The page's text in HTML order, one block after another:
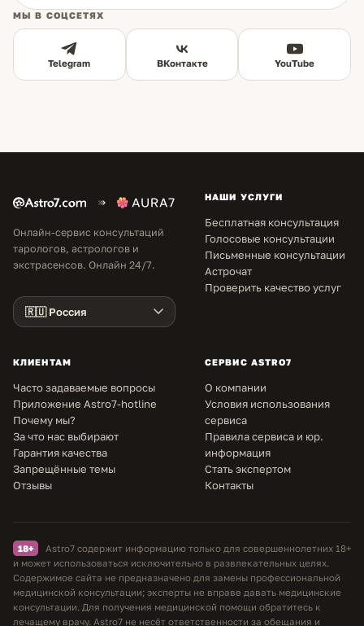
МЫ В СОЦСЕТЯХ
Telegram ВКонтакте YouTube
Онлайн-сервис консультаций
тарологов, астрологов и
экстрасенсов. Онлайн 24/7.
НАШИ УСЛУГИ
Бесплатная консультация
Голосовые консультации
Письменные консультации
Астрочат
Проверить качество услуг
КЛИЕНТАМ
Часто задаваемые вопросы
Приложение Astro7-hotline
Почему мы?
За что нас выбирают
Гарантия качества
Запрещённые темы
Отзывы
СЕРВИС ASTRO7
О компании
Условия использования
сервиса
Правила сервиса и юр.
информация
Стать экспертом
Контакты
18+
Astro7 содержит информацию только для совершеннолетних 18+
и может использоваться исключительно в развлекательных целях.
Содержимое сайта не предназначено для замены профессиональной
медицинской консультации; эксперты не вправе давать медицинские
консультации. Для получения медицинской помощи обратитесь к
лечащему врачу. Astro7 не несёт ответственности за обещания и